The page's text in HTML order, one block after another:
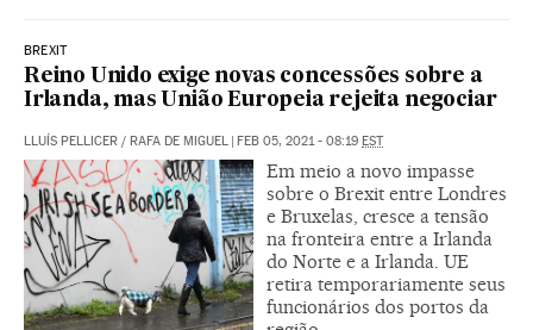
BREXIT
Reino Unido exige novas concessões sobre a
Irlanda, mas União Europeia rejeita negociar
LLUÍS PELLICER / RAFA DE MIGUEL | FEB 05, 2021 - 08:19 EST
Em meio a novo impasse
sobre o Brexit entre Londres
e Bruxelas, cresce a tensão
na fronteira entre a Irlanda
do Norte e a Irlanda. UE
retira temporariamente seus
funcionários dos portos da